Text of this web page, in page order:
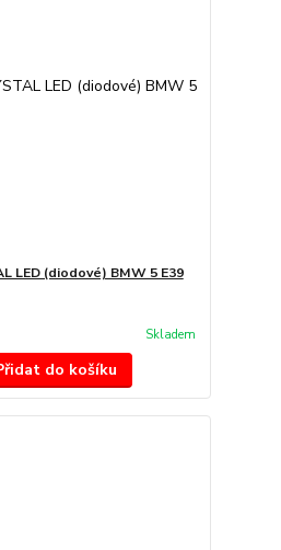
LED (diodové) BMW 5 E39
Skladem
do košíku